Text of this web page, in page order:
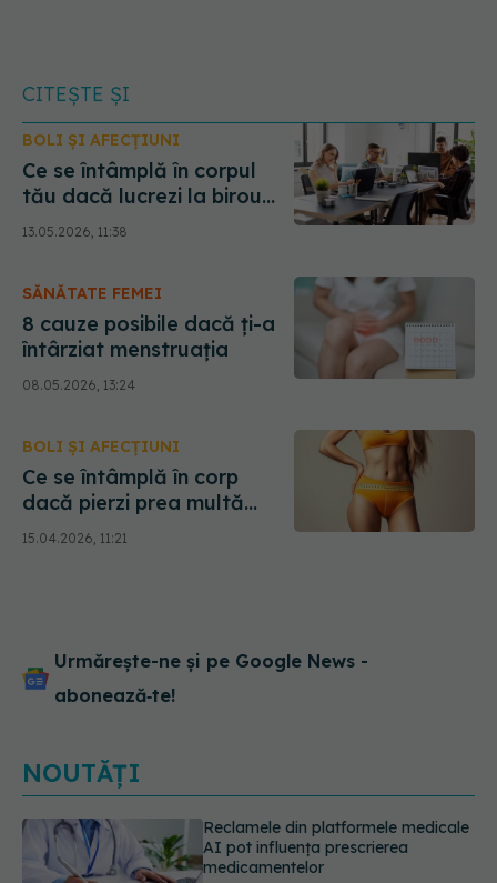
CITEȘTE ȘI
BOLI ȘI AFECȚIUNI
Ce se întâmplă în corpul
tău dacă lucrezi la birou
mai mult de 8 ore pe zi
13.05.2026, 11:38
SĂNĂTATE FEMEI
8 cauze posibile dacă ți-a
întârziat menstruația
08.05.2026, 13:24
BOLI ȘI AFECȚIUNI
Ce se întâmplă în corp
dacă pierzi prea multă
grăsime
15.04.2026, 11:21
Urmărește-ne și pe Google News -
abonează‑te!
NOUTĂȚI
De ce nu trebuie să cureți vinetele.
Ce conține, de fapt, coaja lor